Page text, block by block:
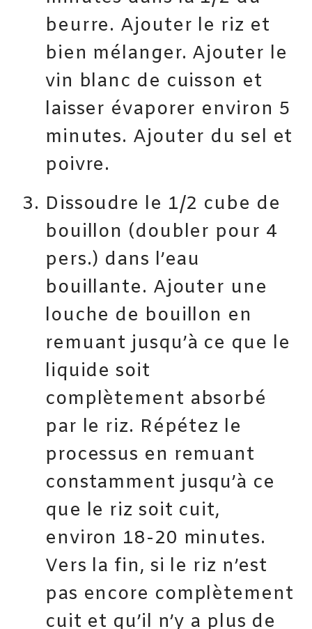
beurre. Ajouter le riz et
bien mélanger. Ajouter le
vin blanc de cuisson et
laisser évaporer environ 5
minutes. Ajouter du sel et
poivre.
Dissoudre le 1/2 cube de
bouillon (doubler pour 4
pers.) dans l’eau
bouillante. Ajouter une
louche de bouillon en
remuant jusqu’à ce que le
liquide soit
complètement absorbé
par le riz. Répétez le
processus en remuant
constamment jusqu’à ce
que le riz soit cuit,
environ 18-20 minutes.
Vers la fin, si le riz n’est
pas encore complètement
cuit et qu’il n’y a plus de